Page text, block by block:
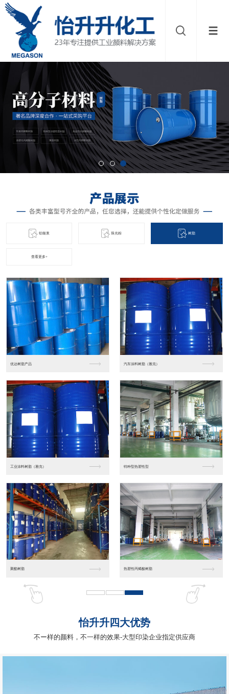
铝银浆 珠光粉 树脂
查看更多+
真空镀膜颜料 表面处理型铝颜料
铝粉浆颜料 高效果银元型铝粉浆颜...
2025铝粉浆颜料新... 金属效果颜料
怡升升四大优势
不ー样的颜料，不一样的效果-大型印染企业指定供应商